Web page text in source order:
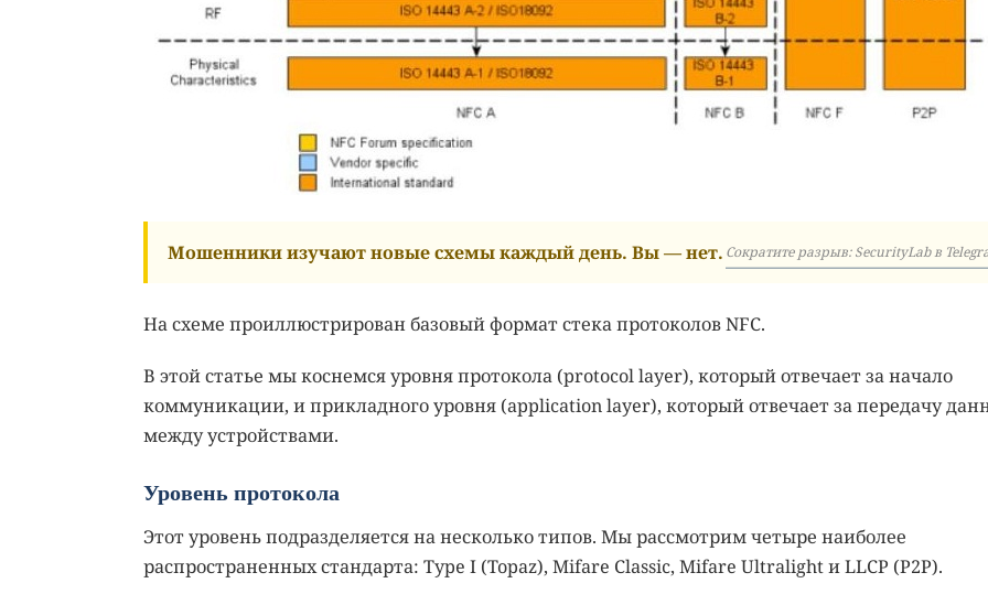
Мошенники изучают новые схемы каждый день. Вы — нет. Сократите разрыв: SecurityLab в
На схеме проиллюстрирован базовый формат стека протоколов NFC.
В этой статье мы коснемся уровня протокола (protocol layer), который отвечает за начало
коммуникации, и прикладного уровня (application layer), который отвечает за передачу
между устройствами.
Уровень протокола
Этот уровень подразделяется на несколько типов. Мы рассмотрим четыре наиболее
распространенных стандарта: Type I (Topaz), Mifare Classic, Mifare Ultralight и LLCP (P2P).